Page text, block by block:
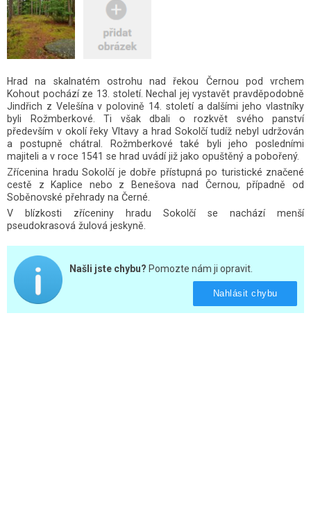
Hrad na skalnatém ostrohu nad řekou Černou pod vrchem
Kohout pochází ze 13. století. Nechal jej vystavět pravděpodobně
Jindřich z Velešína v polovině 14. století a dalšími jeho vlastníky
byli Rožmberkové. Ti však dbali o rozkvět svého panství
především v okolí řeky Vltavy a hrad Sokolčí tudíž nebyl udržován
a postupně chátral. Rožmberkové také byli jeho posledními
majiteli a v roce 1541 se hrad uvádí již jako opuštěný a pobořený.
Zřícenina hradu Sokolčí je dobře přístupná po turistické značené
cestě z Kaplice nebo z Benešova nad Černou, případně od
Soběnovské přehrady na Černé.
V blízkosti zříceniny hradu Sokolčí se nachází menší
pseudokrasová žulová jeskyně.
Našli jste chybu? Pomozte nám ji opravit.
Nahlásit chybu